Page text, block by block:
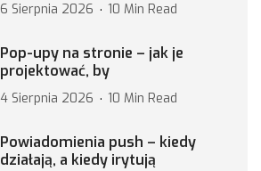
6 Sierpnia 2026 10 Min Read
Pop-upy na stronie – jak je
projektować, by
4 Sierpnia 2026 10 Min Read
Powiadomienia push – kiedy
działają, a kiedy irytują